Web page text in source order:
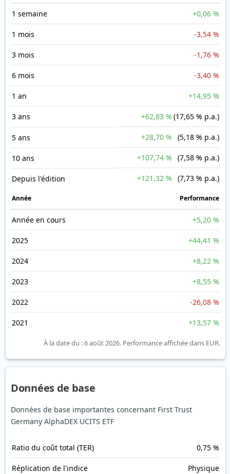
1 semaine +0,06 %
1 mois -3,54 %
3 mois -1,76 %
6 mois -3,40 %
1 an +14,95 %
3 ans +62,83 % (17,65 % p.a.)
5 ans +28,70 % (5,18 % p.a.)
10 ans +107,74 % (7,58 % p.a.)
Depuis l'édition +121,32 % (7,73 % p.a.)
Année Performance
Année en cours +5,20 %
2025 +44,41 %
2024 +8,22 %
2023 +8,55 %
2022 -26,08 %
2021 +13,57 %
À la date du : 6 août 2026. Performance affichée dans EUR.
Données de base
Données de base importantes concernant First Trust
Germany AlphaDEX UCITS ETF
Ratio du coût total (TER) 0,75 %
Réplication de l'indice Physique